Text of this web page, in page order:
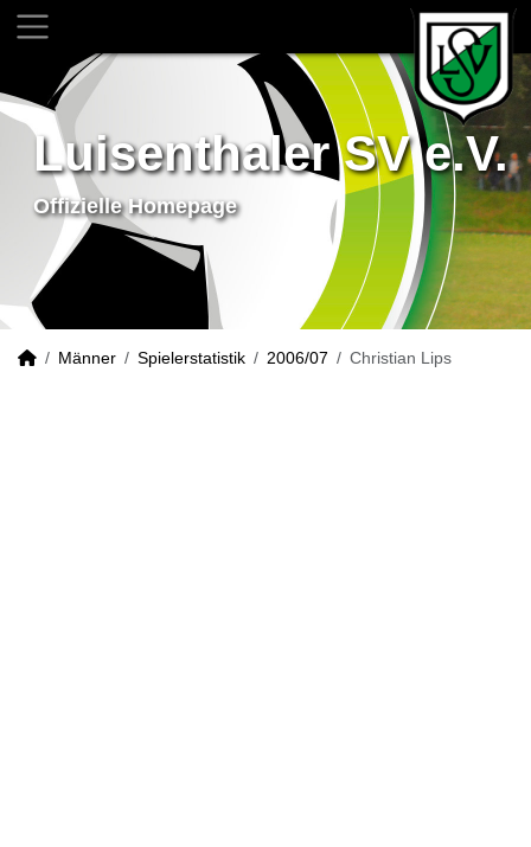
Luisenthaler SV e.V.
Offizielle Homepage
Männer Spielerstatistik 2006/07 Christian Lips